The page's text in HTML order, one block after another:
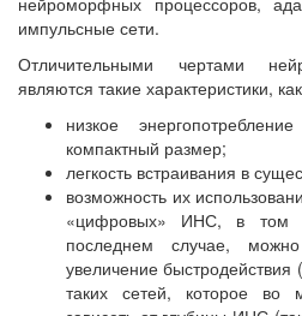
импульсные сети.
Отличительными чертами
являются такие характеристики,
низкое
компактный размер;
легкость встраивания в
возможность их
«цифровых» ИНС, в том
последнем случае,
увеличение
таких сетей, которое во